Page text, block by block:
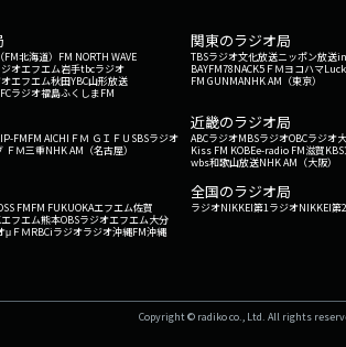
北海道） FM NORTH WAVE
オエフエム岩手tbcラジオ
エフエム秋田YBC山形放送
ラジオ福島ふくしまFM
関東のラジオ局
TBSラジオ文化放送ニッポン放送
BAYFM78NACK5 ＦＭヨコハマ
FM GUNMANHK AM（東京）
FMFM AICHI ＦＭ ＧＩＦＵ SBSラジオ
ＦＭ三重NHK AM（名古屋）
近畿のラジオ局
ABCラジオMBSラジオOBCラジオ
Kiss FM KOBEe-radio FM滋賀
wbs和歌山放送NHK AM（大阪）
FMFM FUKUOKAエフエム佐賀
フエム熊本OBSラジオエフエム大分
μＦＭRBCiラジオラジオ沖縄FM沖縄
全国のラジオ局
ラジオNIKKEI第1ラジオNIKKEI第2
Copyright © radiko co., Ltd. All rights